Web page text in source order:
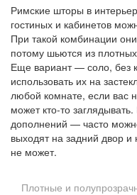
Римские шторы в
гостиных и кабинетов
При такой комбинации
потому шьются из
Еще вариант — соло, без
использовать их на
любой комнате, если вас
может кто-то
дополнений — часто
выходят на задний двор и
не может.
Плотные и